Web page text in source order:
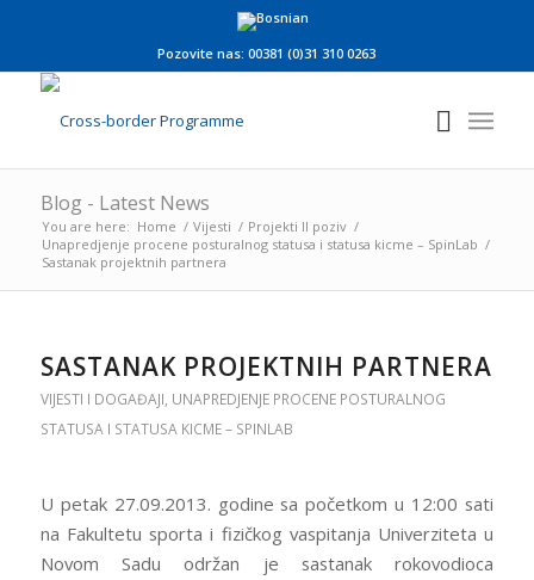
Pozovite nas: 00381 (0)31 310 0263
Blog - Latest News
You are here: Home / Vijesti / Projekti II poziv /
Unapredjenje procene posturalnog statusa i statusa kicme – SpinLab /
Sastanak projektnih partnera
SASTANAK PROJEKTNIH PARTNERA
VIJESTI I DOGAĐAJI, UNAPREDJENJE PROCENE POSTURALNOG
STATUSA I STATUSA KICME – SPINLAB
U petak 27.09.2013. godine sa početkom u 12:00 sati
na Fakultetu sporta i fizičkog vaspitanja Univerziteta u
Novom Sadu održan je sastanak rokovodioca